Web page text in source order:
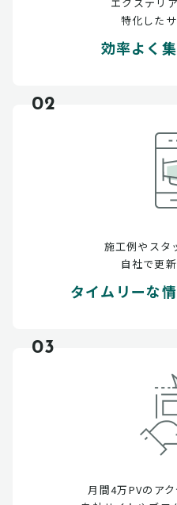
特化した
効率よく
02
施工例やスタ
自社で更
タイムリーな
03
月間4万PVのア